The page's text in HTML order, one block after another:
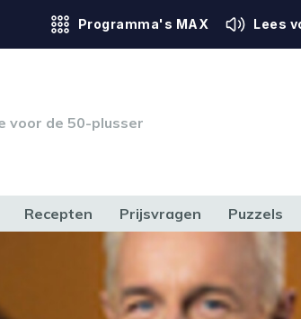
Programma's MAX Lees
voor de 50-plusser
Recepten Prijsvragen Puzzels